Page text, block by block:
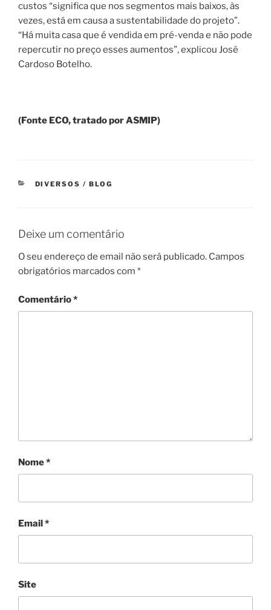
custos “significa que nos segmentos mais baixos, às
vezes, está em causa a sustentabilidade do projeto”.
“Há muita casa que é vendida em pré-venda e não pode
repercutir no preço esses aumentos”, explicou José
Cardoso Botelho.
(Fonte ECO, tratado por ASMIP)
CATEGORIAS
DIVERSOS / BLOG
Deixe um comentário
O seu endereço de email não será publicado. Campos
obrigatórios marcados com *
Comentário*
Nome*
Email*
Site